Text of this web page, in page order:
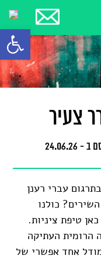
פתח
צעיר
24.06.26
עברי רענן
כולנו
טיפת ציניות.
הרומית העתיקה
אחד אפשרי של